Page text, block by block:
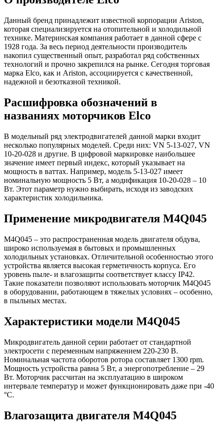
Данный бренд принадлежит известной корпорации Ariston,
которая специализируется на отопительной и холодильной
технике. Материнская компания работает в данной сфере с
1928 года. За весь период деятельности производитель
накопил существенный опыт, разработал ряд собственных
технологий и прочно закрепился на рынке. Сегодня торговая
марка Elco, как и Ariston, ассоциируется с качественной,
надежной и безотказной техникой.
Расшифровка обозначений в
названиях моторчиков Elco
В модельный ряд электродвигателей данной марки входит
несколько популярных моделей. Среди них: VN 5-13-027, VN
10-20-028 и другие. В цифровой маркировке наибольшее
значение имеет первый индекс, который указывает на
мощность в ваттах. Например, модель 5-13-027 имеет
номинальную мощность 5 Вт, а модификация 10-20-028 – 10
Вт. Этот параметр нужно выбирать, исходя из заводских
характеристик холодильника.
Применение микродвигателя M4Q045
M4Q045 – это распространенная модель двигателя обдува,
широко используемая в бытовых и промышленных
холодильных установках. Отличительной особенностью этого
устройства является высокая герметичность корпуса. Его
уровень пыле- и влагозащиты соответствует классу IP42.
Такие показатели позволяют использовать моторчик M4Q045
в оборудовании, работающем в тяжелых условиях – особенно,
в пыльных местах.
Характеристики модели M4Q045
Микродвигатель данной серии работает от стандартной
электросети с переменным напряжением 220-230 В.
Номинальная частота оборотов ротора составляет 1300 rpm.
Мощность устройства равна 5 Вт, а энергопотребление – 29
Вт. Моторчик рассчитан на эксплуатацию в широком
интервале температур и может функционировать даже при -40
°C.
Влагозащита двигателя M4Q045